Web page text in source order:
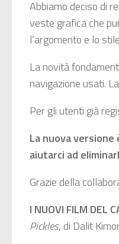
Abbiamo deciso di
veste grafica che
l’argomento e lo
La novità
navigazione usati.
Per gli utenti già
La nuova
aiutarci ad
Grazie della
I NUOVI FILM DEL
Pickles, di Dalit